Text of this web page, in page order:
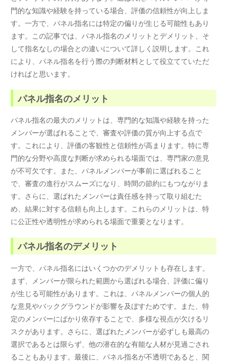
門的な知識や経験を持っている場合、評価の信頼性が向上しま
す。一方で、パネル指名には特定の偏りが生じる可能性もあり
ます。この記事では、パネル指名のメリットとデメリット、そ
して指名なしの場合との違いについて詳しく説明します。これ
により、パネル指名を行う際の判断材料として役立てていただ
ければと思います。
パネル指名のメリット
パネル指名の最大のメリットは、専門的な知識や経験を持った
メンバーが選ばれることで、審査や評価の質が向上する点で
す。これにより、評価の客観性と信頼性が高まります。特に専
門的な分野や高度な判断が求められる場面では、専門家の意見
が不可欠です。また、パネルメンバーが事前に選ばれること
で、審査の進行がスムーズになり、時間の節約にもつながりま
す。さらに、選ばれたメンバーは責任感を持って取り組むた
め、結果に対する信頼も向上します。これらのメリットは、特
に公正性や透明性が求められる場面で重要となります。
パネル指名のデメリット
一方で、パネル指名にはいくつかのデメリットも存在します。
まず、メンバーが限られた範囲から選ばれる場合、評価に偏り
が生じる可能性があります。これは、パネルメンバーの個人的
な意見やバックグラウンドが影響を及ぼすためです。また、特
定のメンバーにばかり依存することで、多様な視点が欠けるリ
スクがあります。さらに、選ばれたメンバーが必ずしも最高の
選択であるとは限らず、他の潜在的な有能な人材が見過ごされ
ることもあります。最後に、パネル指名が不透明であると、関